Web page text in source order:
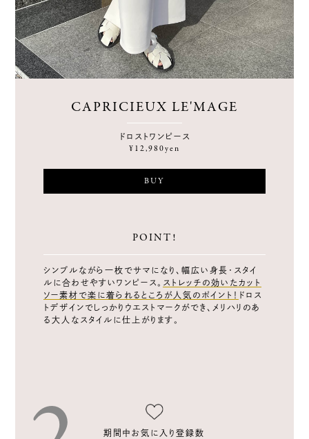
CAPRICIEUX LE'MAGE
ドロストワンピース
¥12,980yen
BUY
POINT!
シンプルながら一枚でサマになり、幅広い身長・スタイ
ルに合わせやすいワンピース。 ストレッチの効いたカット
ソー素材で楽に着られるところが人気のポイント！ ドロス
トデザインでしっかりウエストマークができ、メリハリのあ
る大人なスタイルに仕上がります。
期間中お気に入り登録数